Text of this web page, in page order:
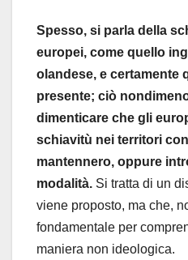
Spesso, si parla della
europei, come quello
olandese, e certamente
presente; ciò
dimenticare che gli
schiavitù nei territori
mantennero, oppure
modalità. Si tratta di un
viene proposto, ma che,
fondamentale per
maniera non ideologica.